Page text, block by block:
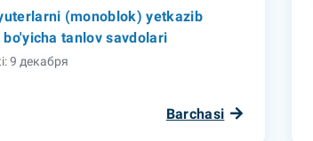
(monoblok) yetkazib
tanlov savdolari
9 декабря
Barchasi